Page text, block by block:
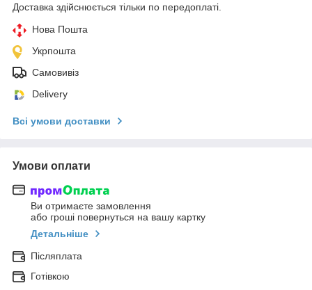
Доставка здійснюється тільки по передоплаті.
Нова Пошта
Укрпошта
Самовивіз
Delivery
Всі умови доставки
Умови оплати
Ви отримаєте замовлення
або гроші повернуться на вашу картку
Детальніше
Післяплата
Готівкою